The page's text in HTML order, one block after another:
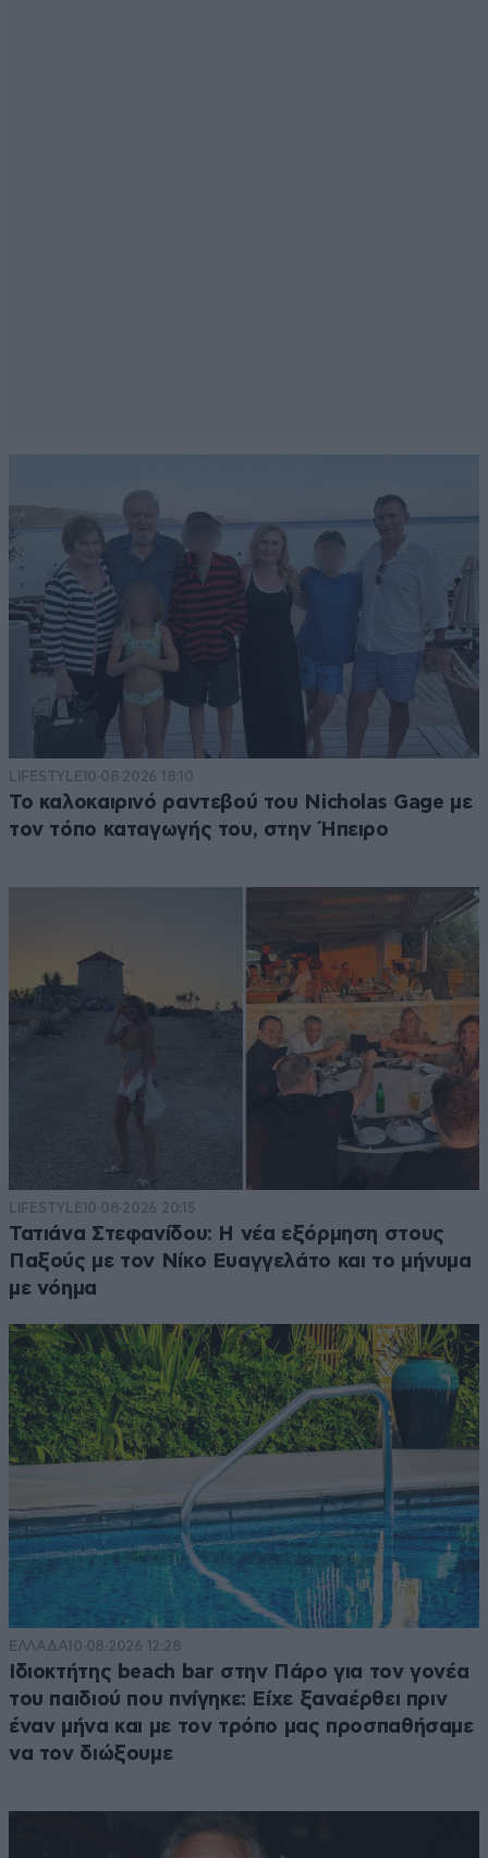
LIFESTYLE10·08·2026 18:10
Το καλοκαιρινό ραντεβού του Nicholas Gage με
τον τόπο καταγωγής του, στην Ήπειρο
LIFESTYLE10·08·2026 20:15
Τατιάνα Στεφανίδου: Η νέα εξόρμηση στους
Παξούς με τον Νίκο Ευαγγελάτο και το μήνυμα
με νόημα
ΕΛΛΑΔΑ10·08·2026 12:28
Ιδιοκτήτης beach bar στην Πάρο για τον γονέα
του παιδιού που πνίγηκε: Είχε ξαναέρθει πριν
έναν μήνα και με τον τρόπο μας προσπαθήσαμε
να τον διώξουμε